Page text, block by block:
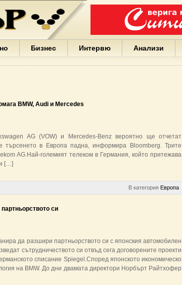
Варна
България
Портних
Facebook
ЕС
Борисов
Европа
Български
София
Гърция
бизнес
Бербатов
ГЕРБ
Бизнес Интервю Анализи
BMW, Audi и Mercedes
AG (VOW) и Mercedes-Benz вероятно ще отчетат
търсенето в Европа падна, информира Bloomberg. Трите
AG.Най-големият телеком в Германия, който притежава
[…]
В категория Европа
си
да разшири партньорството си с японския автомобилен
сътрудничеството си отвъд сега договорените проекти
списание Spiegel.Според японското икономическо
на BMW. До дни двамата директори Норбърт Райтхофер